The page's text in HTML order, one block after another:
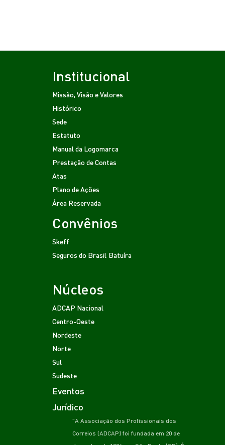
Institucional
Missão, Visão e Valores
Histórico
Sede
Estatuto
Manual da Logomarca
Prestação de Contas
Atas
Plano de Ações
Área Reservada
Convênios
Skeff
Seguros do Brasil Batuíra
Núcleos
ADCAP Nacional
Centro-Oeste
Nordeste
Norte
Sul
Sudeste
Eventos
Jurídico
"A Associação dos Profissionais dos
Correios (ADCAP) foi fundada em 20 de